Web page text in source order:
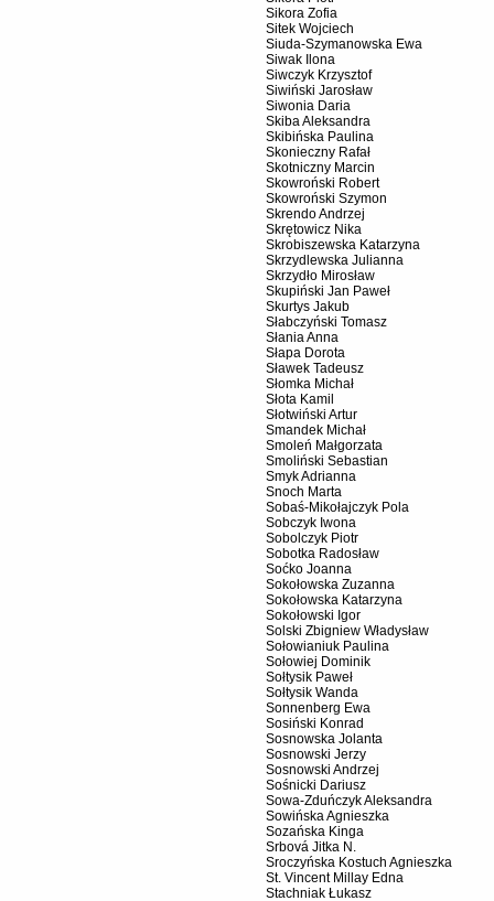
Sikora Zofia
Sitek Wojciech
Siuda-Szymanowska Ewa
Siwak Ilona
Siwczyk Krzysztof
Siwiński Jarosław
Siwonia Daria
Skiba Aleksandra
Skibińska Paulina
Skonieczny Rafał
Skotniczny Marcin
Skowroński Robert
Skowroński Szymon
Skrendo Andrzej
Skrętowicz Nika
Skrobiszewska Katarzyna
Skrzydlewska Julianna
Skrzydło Mirosław
Skupiński Jan Paweł
Skurtys Jakub
Słabczyński Tomasz
Słania Anna
Słapa Dorota
Sławek Tadeusz
Słomka Michał
Słota Kamil
Słotwiński Artur
Smandek Michał
Smoleń Małgorzata
Smoliński Sebastian
Smyk Adrianna
Snoch Marta
Sobaś-Mikołajczyk Pola
Sobczyk Iwona
Sobolczyk Piotr
Sobotka Radosław
Soćko Joanna
Sokołowska Zuzanna
Sokołowska Katarzyna
Sokołowski Igor
Solski Zbigniew Władysław
Sołowianiuk Paulina
Sołowiej Dominik
Sołtysik Paweł
Sołtysik Wanda
Sonnenberg Ewa
Sosiński Konrad
Sosnowska Jolanta
Sosnowski Jerzy
Sosnowski Andrzej
Sośnicki Dariusz
Sowa-Zduńczyk Aleksandra
Sowińska Agnieszka
Sozańska Kinga
Srbová Jitka N.
Sroczyńska Kostuch Agnieszka
St. Vincent Millay Edna
Stachniak Łukasz